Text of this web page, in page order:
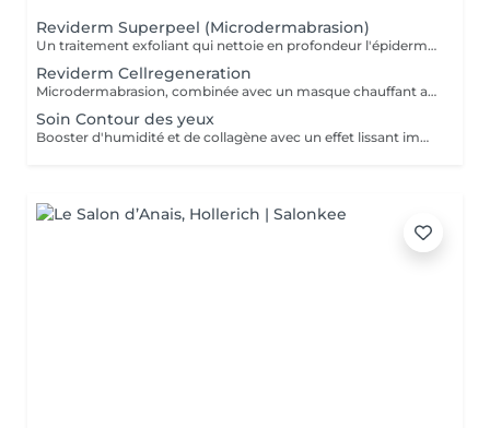
Reviderm Superpeel (Microdermabrasion)
Un traitement exfoliant qui nettoie en profondeur l'épiderme en éliminant les cellules mortes et les impuretés, à l'aide d'un appareil qui projette à grande vitesse des microcristaux et les aspire conjointement aux débris cutanés. Cette technique, que l'on peut comparer à un «sablage» superficiel de la peau, atténue les cicatrices d'acné, pores dilatés, taches brunes, et aide à réparer les effets néfastes des expositions aux rayons ultraviolets. De plus, elle stimule le renouvellement des cellules et accroît la formation de collagène pour avoir un effet rajeunissant à long terme.
Reviderm Cellregeneration
Microdermabrasion, combinée avec un masque chauffant ainsi qu'un masque crème adapté au besoin de la peau.
Soin Contour des yeux
Booster d'humidité et de collagène avec un effet lissant immédiat.